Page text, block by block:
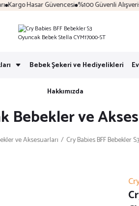
Hasar Güvencesi %100 Güvenli Alışveriş
Bebek Şekeri ve Hediyelikleri
Hakkımızda
Bebekler ve
ve Aksesuarları Cry Babies BFF Bebekler